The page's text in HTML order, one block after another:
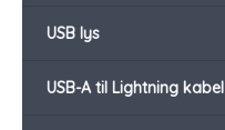
USB lys
USB-A til Lightning kabel